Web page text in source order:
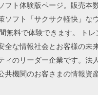
フト体験版ページ。販売本
ソフト「サクサク軽快」な
無料で体験できます。 トレ
全な情報社会とお客様の未
ィのリーダー企業です。法
共機関のお客さまの情報資